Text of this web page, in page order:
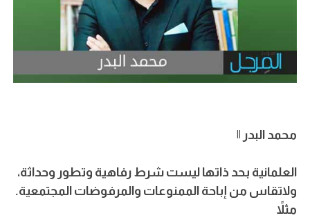
محمد البدر ||
العلمانية بحد ذاتها ليست شرط رفاهية وتطور وحداثة،
ولاتقاس من إباحة الممنوعات والمرفوضات المجتمعية.
مثلاً